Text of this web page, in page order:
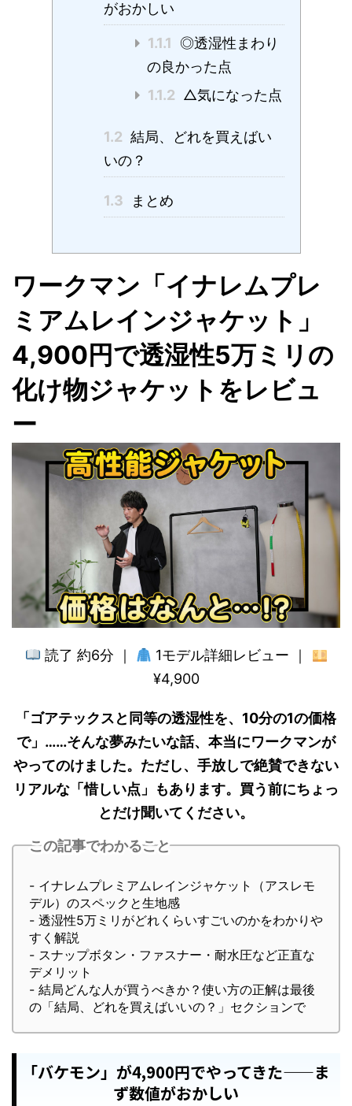
がおかしい
1.1.1
◎透湿性まわり
の良かった点
1.1.2 △気になった点
1.2 結局、どれを買えばい
いの？
1.3 まとめ
ワークマン「イナレムプレ
ミアムレインジャケット」
4,900円で透湿性5万ミリの
化け物ジャケットをレビュ
ー
読了 約6分 ｜
1モデル詳細レビュー ｜
¥4,900
「ゴアテックスと同等の透湿性を、10分の1の価格
で」……そんな夢みたいな話、本当にワークマンが
やってのけました。ただし、手放しで絶賛できない
リアルな「惜しい点」もあります。買う前にちょっ
とだけ聞いてください。
この記事でわかること
- イナレムプレミアムレインジャケット（アスレモ
デル）のスペックと生地感
- 透湿性5万ミリがどれくらいすごいのかをわかりや
すく解説
- スナップボタン・ファスナー・耐水圧など正直な
デメリット
- 結局どんな人が買うべきか？使い方の正解は最後
の「結局、どれを買えばいいの？」セクションで
「バケモン」が4,900円でやってきた——ま
ず数値がおかしい